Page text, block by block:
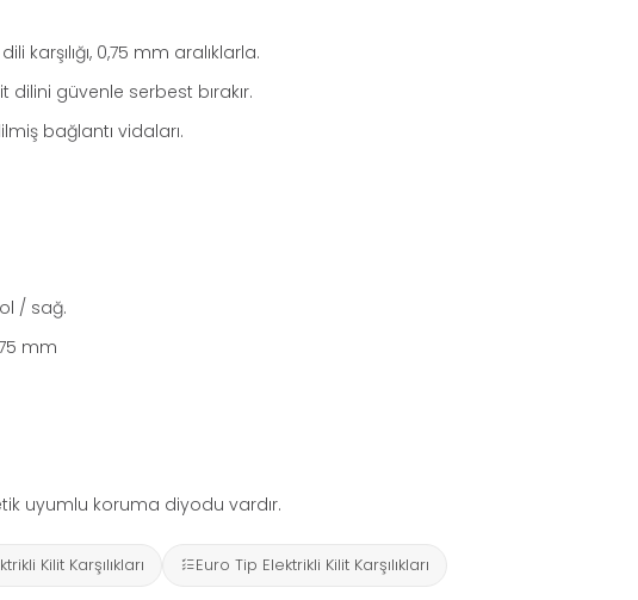
0,75 mm aralıklarla.
dilini güvenle serbest bırakır.
bağlantı vidaları.
/ sağ.
mm
uyumlu koruma diyodu vardır.
Kilit Karşılıkları Euro Tip Elektrikli Kilit Karşılıkları